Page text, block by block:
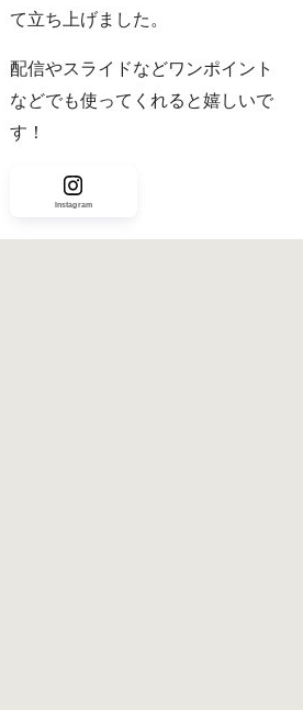
て立ち上げました。
配信やスライドなどワンポイント
などでも使ってくれると嬉しいで
す！
Instagram